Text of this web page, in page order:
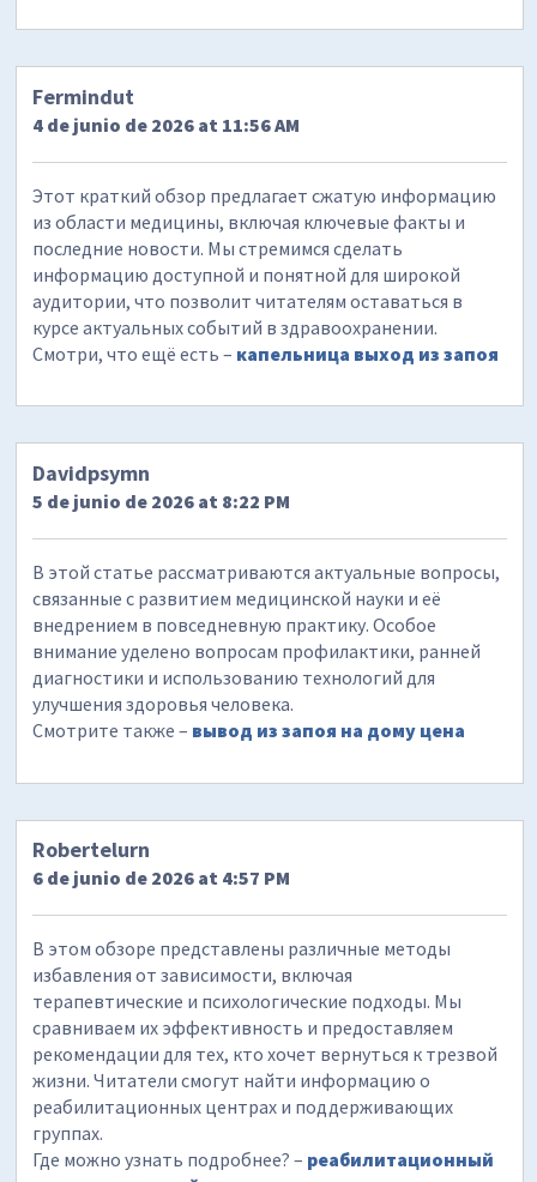
Fermindut
4 de junio de 2026 at 11:56 AM
Этот краткий обзор предлагает сжатую информацию
из области медицины, включая ключевые факты и
последние новости. Мы стремимся сделать
информацию доступной и понятной для широкой
аудитории, что позволит читателям оставаться в
курсе актуальных событий в здравоохранении.
Смотри, что ещё есть – капельница выход из запоя
Davidpsymn
5 de junio de 2026 at 8:22 PM
В этой статье рассматриваются актуальные вопросы,
связанные с развитием медицинской науки и её
внедрением в повседневную практику. Особое
внимание уделено вопросам профилактики, ранней
диагностики и использованию технологий для
улучшения здоровья человека.
Смотрите также – вывод из запоя на дому цена
Robertelurn
6 de junio de 2026 at 4:57 PM
В этом обзоре представлены различные методы
избавления от зависимости, включая
терапевтические и психологические подходы. Мы
сравниваем их эффективность и предоставляем
рекомендации для тех, кто хочет вернуться к трезвой
жизни. Читатели смогут найти информацию о
реабилитационных центрах и поддерживающих
группах.
Где можно узнать подробнее? – реабилитационный